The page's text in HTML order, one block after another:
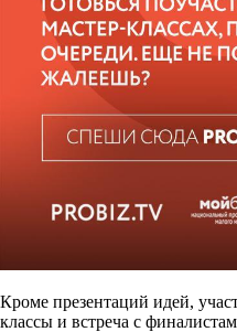
Кроме презентаций идей,
классы и встреча с